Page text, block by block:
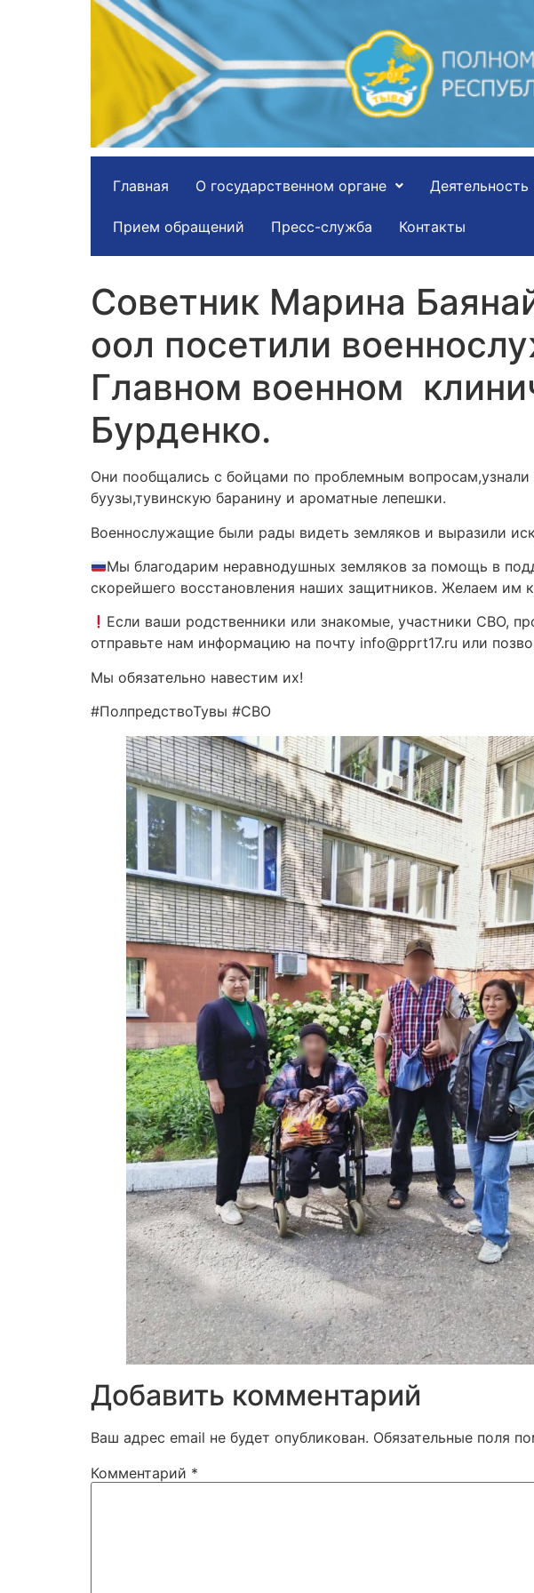
Главная О государственном органе Деятельность
Прием обращений Пресс-служба Контакты
Советник Марина
оол посетили
Главном военном
Бурденко.
Они пообщались с бойцами по проблемным
буузы,тувинскую баранину и ароматные лепешки.
Военнослужащие были рады видеть земляков и выразили
Мы благодарим неравнодушных земляков за помощь в
скорейшего восстановления наших защитников. Желаем им
Если ваши родственники или знакомые, участники CBO,
отправьте нам информацию на почту info@pprt17.ru или
Мы обязательно навестим их!
#ПолпредствоТувы #СВО
Добавить комментарий
Ваш адрес email не будет опубликован. Обязательные поля
Комментарий *